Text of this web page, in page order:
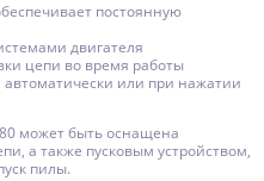
постоянную
двигателя
цепи во время работы
или при нажатии
может быть оснащена
а также пусковым устройством,
пилы.